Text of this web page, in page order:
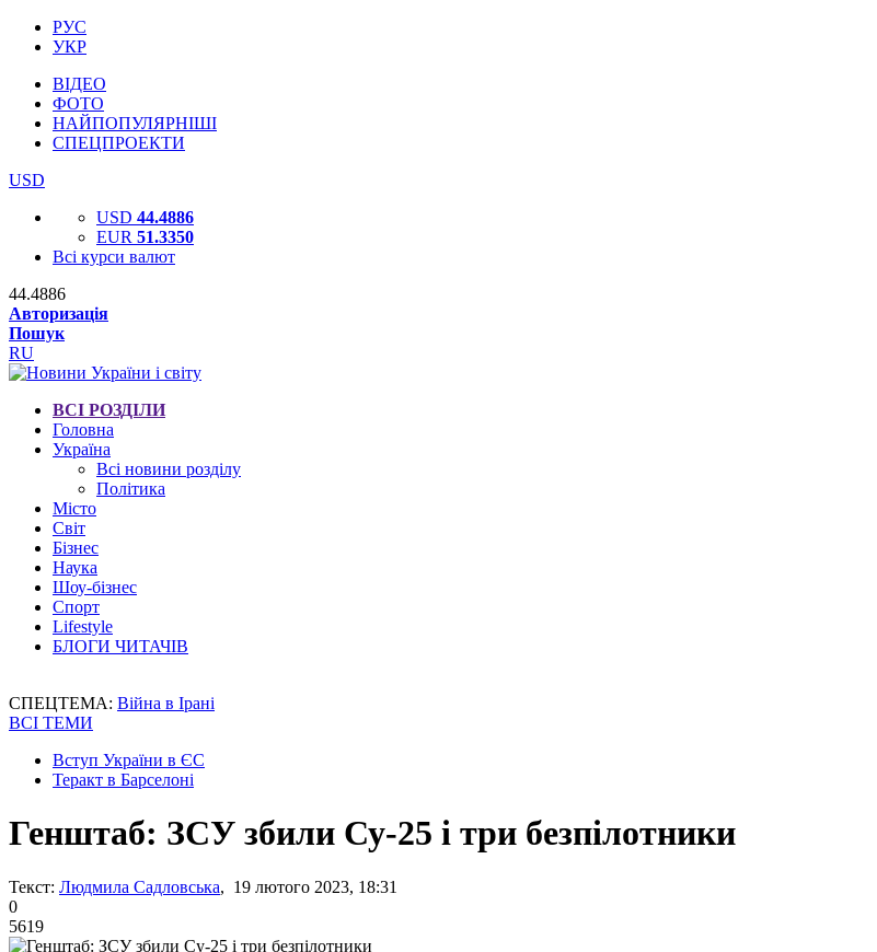
РУС
УКР
ВІДЕО
ФОТО
НАЙПОПУЛЯРНІШІ
СПЕЦПРОЕКТИ
USD
USD 44.4886
EUR 51.3350
Всі курси валют
44.4886
Авторизація
Пошук
RU
ВСІ РОЗДІЛИ
Головна
Україна
Всі новини розділу
Політика
Місто
Світ
Бізнес
Наука
Шоу-бізнес
Спорт
Lifestyle
БЛОГИ ЧИТАЧІВ
СПЕЦТЕМА: Війна в Ірані
ВСІ ТЕМИ
Вступ України в ЄС
Теракт в Барселоні
Генштаб: ЗСУ збили Су-25 і три безпілотники
Текст: Людмила Садловська, 19 лютого 2023, 18:31
0
5619